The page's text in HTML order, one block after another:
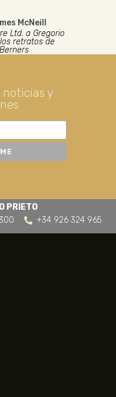
McNeill
Ltd. a Gregorio
retratos de
noticias y
PRIETO
+34 926 324 965